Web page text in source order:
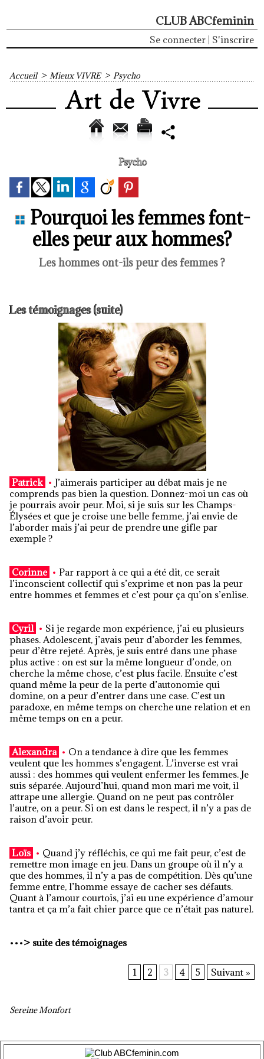
CLUB ABCfeminin
Se connecter S'inscrire
Accueil > Mieux VIVRE > Psycho
Psycho
Pourquoi les femmes font-
elles peur aux hommes?
Les hommes ont-ils peur des femmes ?
Les témoignages (suite)
Patrick • J’aimerais participer au débat mais je ne
comprends pas bien la question. Donnez-moi un cas où
je pourrais avoir peur. Moi, si je suis sur les Champs-
Élysées et que je croise une belle femme, j’ai envie de
l’aborder mais j’ai peur de prendre une gifle par
exemple ?
Corinne • Par rapport à ce qui a été dit, ce serait
l’inconscient collectif qui s’exprime et non pas la peur
entre hommes et femmes et c’est pour ça qu’on s’enlise.
Cyril • Si je regarde mon expérience, j’ai eu plusieurs
phases. Adolescent, j’avais peur d’aborder les femmes,
peur d’être rejeté. Après, je suis entré dans une phase
plus active : on est sur la même longueur d’onde, on
cherche la même chose, c’est plus facile. Ensuite c’est
quand même la peur de la perte d’autonomie qui
domine, on a peur d’entrer dans une case. C’est un
paradoxe, en même temps on cherche une relation et en
même temps on en a peur.
Alexandra • On a tendance à dire que les femmes
veulent que les hommes s’engagent. L’inverse est vrai
aussi : des hommes qui veulent enfermer les femmes. Je
suis séparée. Aujourd’hui, quand mon mari me voit, il
attrape une allergie. Quand on ne peut pas contrôler
l’autre, on a peur. Si on est dans le respect, il n’y a pas de
raison d’avoir peur.
Loïs • Quand j’y réfléchis, ce qui me fait peur, c’est de
remettre mon image en jeu. Dans un groupe où il n’y a
que des hommes, il n’y a pas de compétition. Dès qu’une
femme entre, l’homme essaye de cacher ses défauts.
Quant à l’amour courtois, j’ai eu une expérience d’amour
tantra et ça m’a fait chier parce que ce n’était pas naturel.
•••> suite des témoignages
1 2 3 4 5 Suivant »
Sereine Monfort